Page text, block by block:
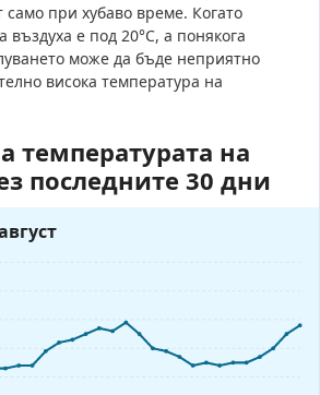
само при хубаво време. Когато
въздуха е под 20°C, а понякога
може да бъде неприятно
висока температура на
температурата на
последните 30 дни